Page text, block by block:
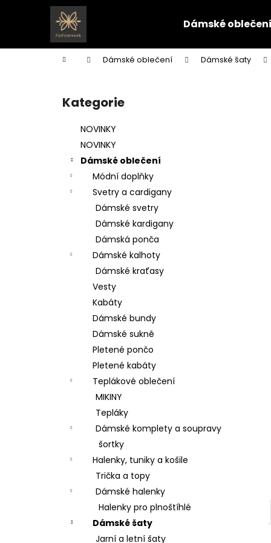
Dámské oblečení
Domů Dámské oblečení Dámské šaty
Přeskočit
kategorie
Kategorie
NOVINKY
NOVINKY
Dámské oblečení
Módní doplňky
Svetry a cardigany
Dámské svetry
Dámské kardigany
Dámská ponča
Dámské kalhoty
Dámské kraťasy
Vesty
Kabáty
Dámské bundy
Dámské sukně
Pletené pončo
Pletené kabáty
Teplákové oblečení
MIKINY
Tepláky
Dámské komplety a soupravy
šortky
Halenky, tuniky a košile
Trička a topy
Dámské halenky
Halenky pro plnoštíhlé
Dámské šaty
Jarní a letní šaty
í
Zpět
do
Zpět
do
BAVLNĚNÉ KALHOTY ALADDIN LEHKÉ A
VZDUŠNÉ K9700
499 Kč